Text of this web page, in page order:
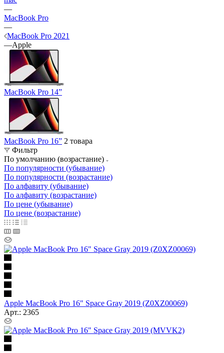
—
MacBook Pro
—
MacBook Pro 2021
—Apple
MacBook Pro 14”
MacBook Pro 16” 2 товара
Фильтр
По умолчанию (возрастание)
По популярности (убывание)
По популярности (возрастание)
По алфавиту (убывание)
По алфавиту (возрастание)
По цене (убывание)
По цене (возрастание)
Apple MacBook Pro 16" Space Gray 2019 (Z0XZ00069)
Арт.: 2365